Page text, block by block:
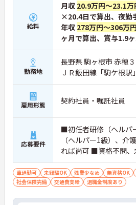
給料
月収 20.9万円～23.1万
×20.4日で算出、夜勤
年収 278万円～306万円
ヶ月で算出、賞与1.9
勤務地
長野県 駒ヶ根市 赤穂
ＪＲ飯田線「駒ケ根駅
雇用形態 契約社員・嘱託社員
応募要件
■初任者研修（ヘルパ
（ヘルパー1級）、介
れば尚可 ■資格不問、
車通勤可 未経験OK 残業少なめ 無資格OK
社会保険完備
交通費支給 退職金制度あり